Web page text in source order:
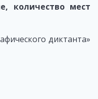
количество мест
диктанта»